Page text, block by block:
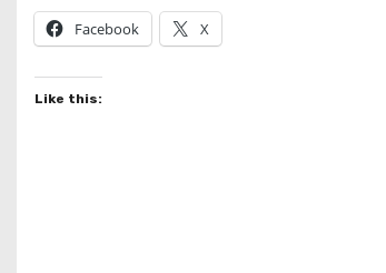
Facebook X
Like this: